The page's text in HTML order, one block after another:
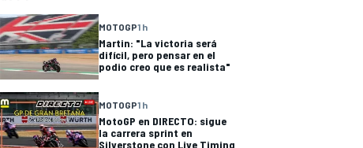
MOTOGP1 h
Martin: "La victoria será
difícil, pero pensar en el
podio creo que es realista"
MOTOGP1 h
MotoGP en DIRECTO: sigue
la carrera sprint en
Silverstone con Live Timing